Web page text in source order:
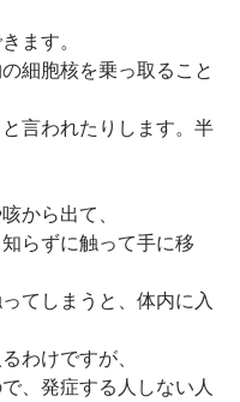
ます。
細胞核を乗っ取ること
言われたりします。半
から出て、
らずに触って手に移
てしまうと、体内に入
わけですが、
、発症する人しない人